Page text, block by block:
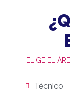
ELIGE EL
Técnico